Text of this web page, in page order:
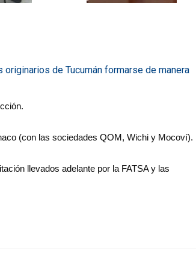
de Tucumán formarse de manera
(con las sociedades QOM, Wichi y Mocoví).
llevados adelante por la FATSA y las